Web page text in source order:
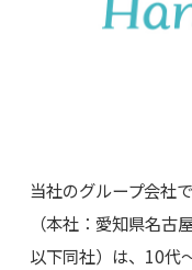
当社のグループ会社
（本社：愛知県名古
以下同社）は、10代